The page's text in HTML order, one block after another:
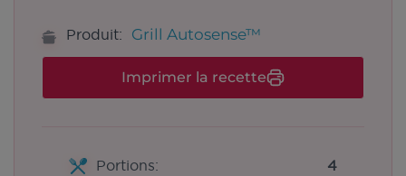
Produit: Grill Autosense™
Imprimer la recette
Portions: 4